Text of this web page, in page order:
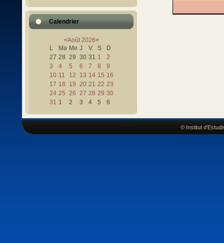
Calendrier
<Août 2026>
L
Ma Me J V S
D
27 28 29 30 31 1
2
3
4 5 6 7 8
9
10 11 12 13 14 15 16
17 18 19 20 21 22 23
24 25 26 27 28 29 30
31 1 2 3 4 5 6
© Institut